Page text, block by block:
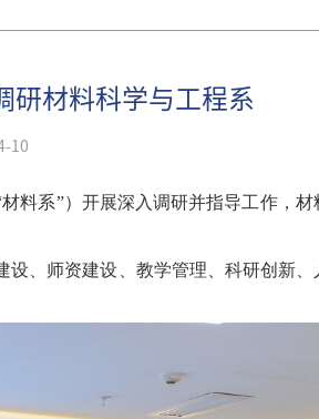
研材料科学与工程系
10
材料系”）开展深入调研并指导工作，材
、师资建设、教学管理、科研创新